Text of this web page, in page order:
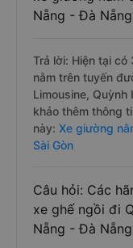
Nẵng - Đà
Trả lời: Hiện tại
nằm trên tuyến
Limousine,
khảo thêm thông
này: Xe giường
Sài Gòn
Câu hỏi: Các
xe ghế ngồi đi
Nẵng - Đà